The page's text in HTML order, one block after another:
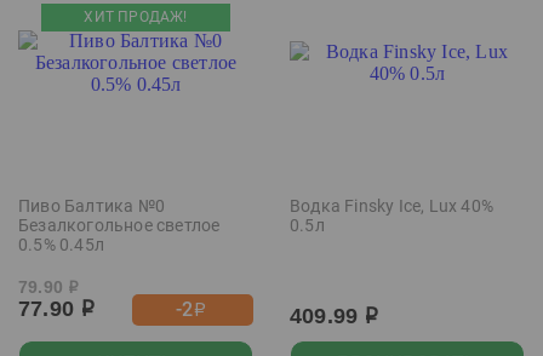
ХИТ ПРОДАЖ!
Пиво Балтика №0
Безалкогольное светлое
0.5% 0.45л
79.90 р
77.90 р -2р
Водка Finsky Ice, Lux 40%
0.5л
409.99 р